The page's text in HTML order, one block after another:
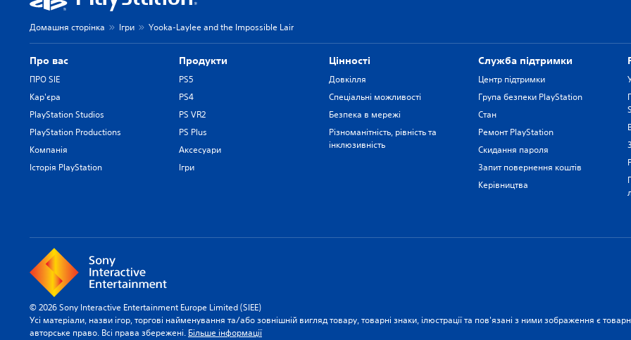
Домашня сторінка Ігри Yooka-Laylee and the Impossible Lair
Про вас
ПРО SIE
Кар'єра
PlayStation Studios
PlayStation Productions
Компанія
Історія PlayStation
Продукти
PS5
PS4
PS VR2
PS Plus
Аксесуари
Ігри
Цiнностi
Довкілля
Спеціальні можливості
Безпека в мережі
Різноманітність, рівність та
інклюзивність
Служба підтримки
Центр підтримки
Група безпеки PlayStation
Стан
Ремонт PlayStation
Скидання пароля
Запит повернення коштів
Керівництва
© 2026 Sony Interactive Entertainment Europe Limited (SIEE)
Усі матеріали, назви ігор, торгові найменування та/або зовнішній вигляд товару, товарні знаки, ілюстрації та пов'язані з ними зображення є
авторське право. Всі права збережені. Більше інформації